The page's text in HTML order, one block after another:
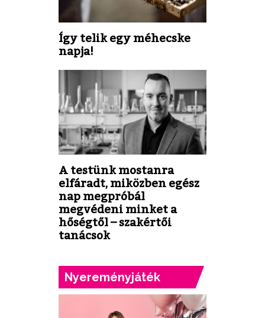
Így telik egy méhecske
napja!
A testünk mostanra
elfáradt, miközben egész
nap megpróbál
megvédeni minket a
hőségtől – szakértői
tanácsok
Nyereményjáték